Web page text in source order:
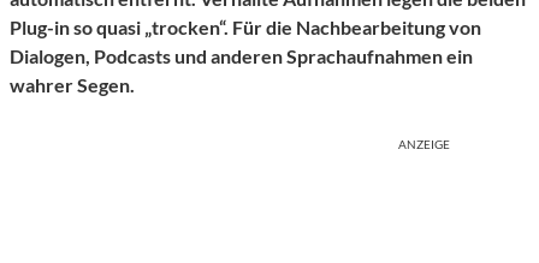
Plug-in so quasi „trocken“. Für die Nachbearbeitung von
Dialogen, Podcasts und anderen Sprachaufnahmen ein
wahrer Segen.
ANZEIGE